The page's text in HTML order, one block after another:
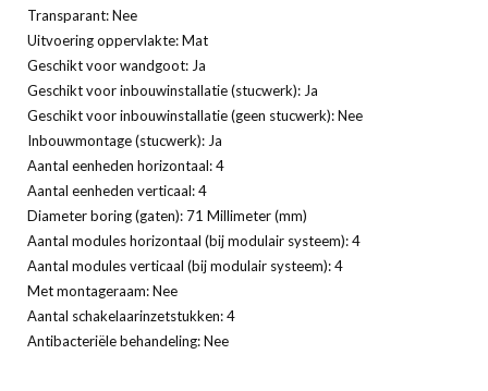
Transparant: Nee
Uitvoering oppervlakte: Mat
Geschikt voor wandgoot: Ja
Geschikt voor inbouwinstallatie (stucwerk): Ja
Geschikt voor inbouwinstallatie (geen stucwerk): Nee
Inbouwmontage (stucwerk): Ja
Aantal eenheden horizontaal: 4
Aantal eenheden verticaal: 4
Diameter boring (gaten): 71 Millimeter (mm)
Aantal modules horizontaal (bij modulair systeem): 4
Aantal modules verticaal (bij modulair systeem): 4
Met montageraam: Nee
Aantal schakelaarinzetstukken: 4
Antibacteriële behandeling: Nee